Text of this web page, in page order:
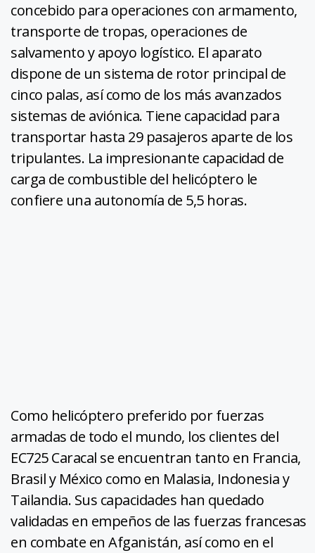
concebido para operaciones con armamento,
transporte de tropas, operaciones de
salvamento y apoyo logístico. El aparato
dispone de un sistema de rotor principal de
cinco palas, así como de los más avanzados
sistemas de aviónica. Tiene capacidad para
transportar hasta 29 pasajeros aparte de los
tripulantes. La impresionante capacidad de
carga de combustible del helicóptero le
confiere una autonomía de 5,5 horas.
Como helicóptero preferido por fuerzas
armadas de todo el mundo, los clientes del
EC725 Caracal se encuentran tanto en Francia,
Brasil y México como en Malasia, Indonesia y
Tailandia. Sus capacidades han quedado
validadas en empeños de las fuerzas francesas
en combate en Afganistán, así como en el